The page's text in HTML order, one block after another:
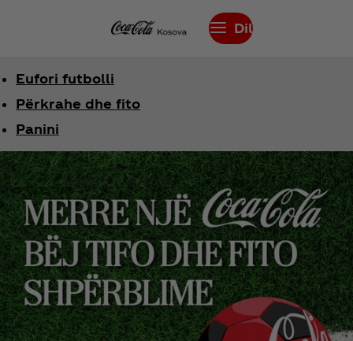
Dil
Eufori futbolli
Përkrahe dhe fito
Panini